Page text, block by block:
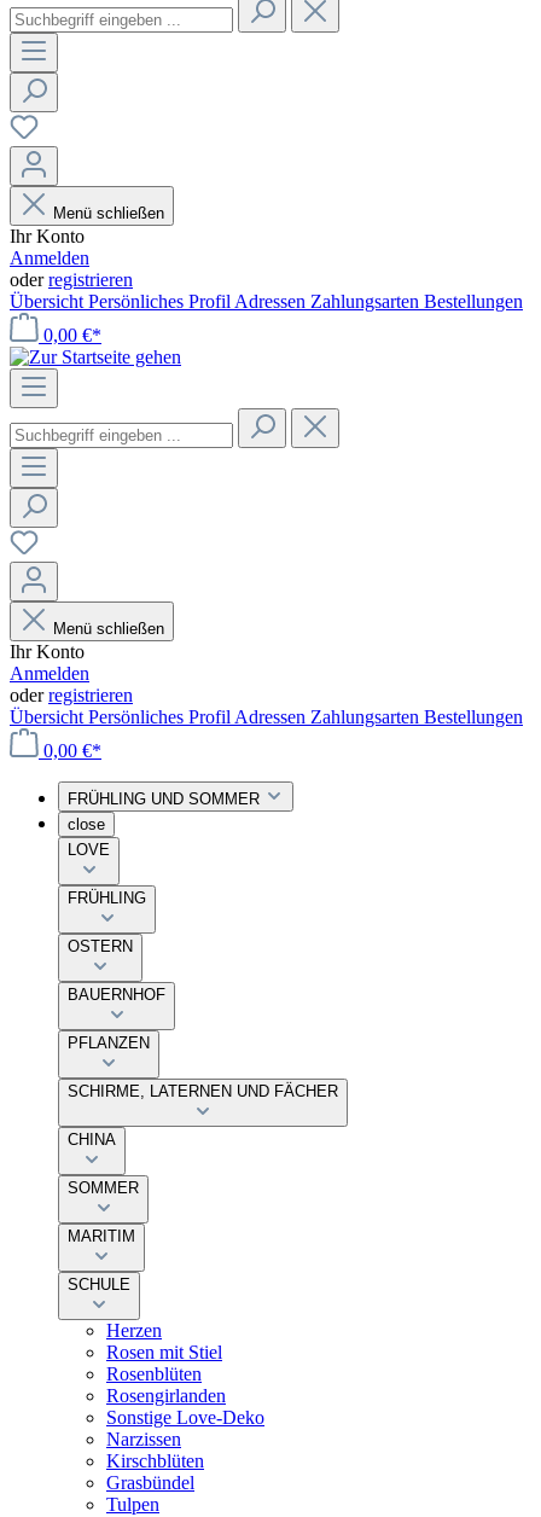
Menü schließen
Ihr Konto
Anmelden
oderregistrieren
Übersicht Persönliches Profil Adressen Zahlungsarten Bestellungen
0,00 €*
Menü schließen
Ihr Konto
Anmelden
oderregistrieren
Übersicht Persönliches Profil Adressen Zahlungsarten Bestellungen
0,00 €*
FRÜHLING UND SOMMER
close
LOVE
FRÜHLING
OSTERN
BAUERNHOF
PFLANZEN
SCHIRME, LATERNEN UND FÄCHER
CHINA
SOMMER
MARITIM
SCHULE
Herzen
Rosen mit Stiel
Rosenblüten
Rosengirlanden
Sonstige Love-Deko
Narzissen
Kirschblüten
Grasbündel
Tulpen